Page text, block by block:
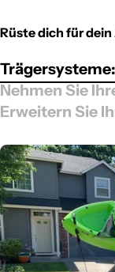
Rüste dich für
Nehmen Sie
Erweitern Sie